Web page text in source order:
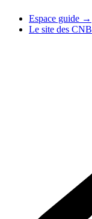
Espace guide →
Le site des CNB